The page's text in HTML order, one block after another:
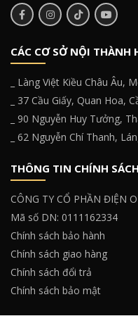
CÁC CƠ SỞ NỘI THÀNH
_ Làng Việt Kiều Châu Âu,
_ 37 Cầu Giấy, Quan Hoa,
_ 90 Nguyễn Huy Tưởng,
_ 62 Nguyễn Chí Thanh,
THÔNG TIN CHÍNH SÁCH
CÔNG TY CỔ PHẦN ĐIỆN
Mã số DN: 0111162334
Chính sách bảo hành
Chính sách giao hàng
Chính sách đổi trả
Chính sách bảo mật